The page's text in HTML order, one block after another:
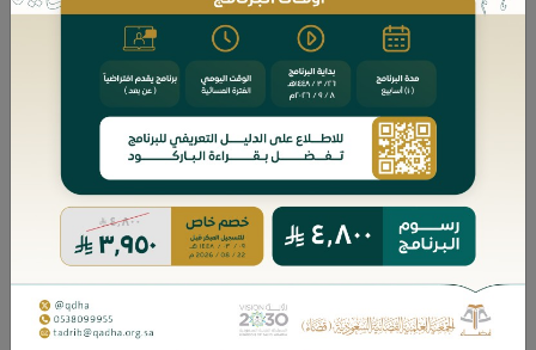
محتويات الدورة
مهارات حساب زكاة المنشآت التجارية